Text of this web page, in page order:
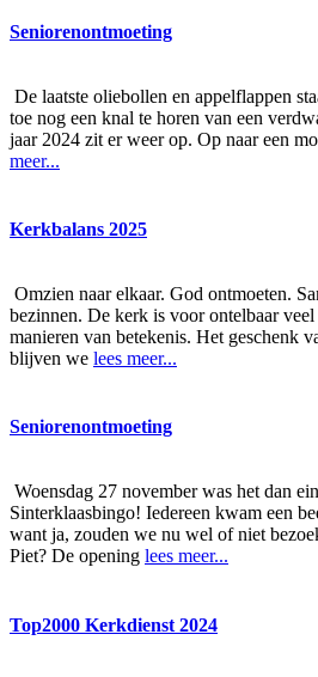
Seniorenontmoeting
De laatste oliebollen en appelflappen
toe nog een knal te horen van een
jaar 2024 zit er weer op. Op naar een
meer...
Kerkbalans 2025
Omzien naar elkaar. God ontmoeten.
bezinnen. De kerk is voor ontelbaar veel
manieren van betekenis. Het geschenk
blijven we lees meer...
Seniorenontmoeting
Woensdag 27 november was het dan
Sinterklaasbingo! Iedereen kwam een
want ja, zouden we nu wel of niet
Piet? De opening lees meer...
Top2000 Kerkdienst 2024